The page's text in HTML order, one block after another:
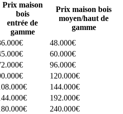
Prix maison
bois
entrée de
gamme
Prix maison bois
moyen/haut de
gamme
48.000€
60.000€
96.000€
120.000€
144.000€
192.000€
240.000€